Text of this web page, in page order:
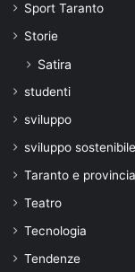
Sport Taranto
Storie
Satira
studenti
sviluppo
sviluppo sostenibile
Taranto e provincia
Teatro
Tecnologia
Tendenze